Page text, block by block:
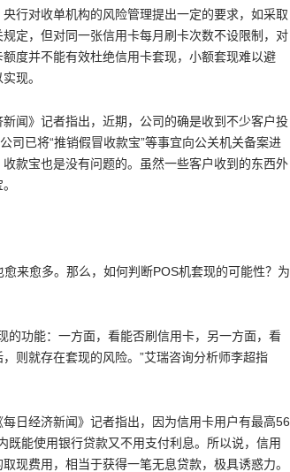
行对收单机构的风险管理提出一定的要求，如采取
定，但对同一张信用卡每月刷卡次数不设限制，对
度并不能有效杜绝信用卡套现，小额套现难以避
现。
闻》记者指出，近期，公司的确是收到不少客户投
司已将“推销假冒收款宝”等事宜向公关机关备案进
款宝也是没有问题的。虽然一些客户收到的东西外
来愈多。那么，如何判断POS机套现的可能性？为
的功能：一方面，看能否刷信用卡，另一方面，看
则就存在套现的风险。”艾瑞咨询分析师李超指
日经济新闻》记者指出，因为信用卡用户有最高56
既能使用银行贷款又不用支付利息。所以说，信用
现费用，相当于获得一笔无息贷款，极具诱惑力。